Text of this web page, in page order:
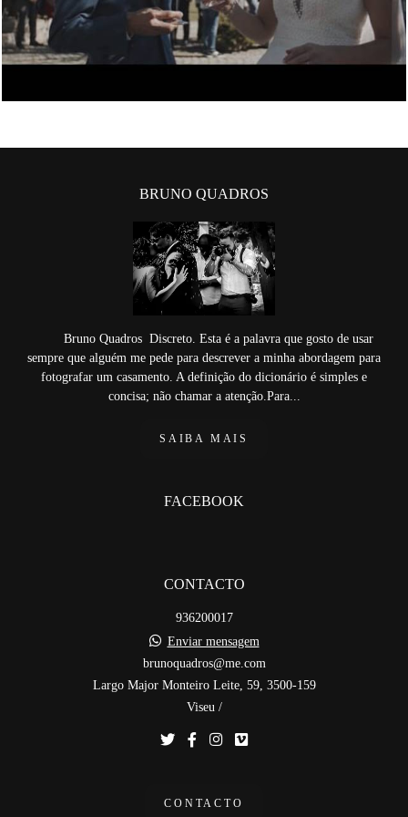
BRUNO QUADROS
Bruno Quadros Discreto. Esta é a palavra que gosto de usar
sempre que alguém me pede para descrever a minha abordagem para
fotografar um casamento. A definição do dicionário é simples e
concisa; não chamar a atenção.Para...
SAIBA MAIS
FACEBOOK
CONTACTO
936200017
Enviar mensagem
brunoquadros@me.com
Largo Major Monteiro Leite, 59, 3500-159
Viseu /
CONTACTO